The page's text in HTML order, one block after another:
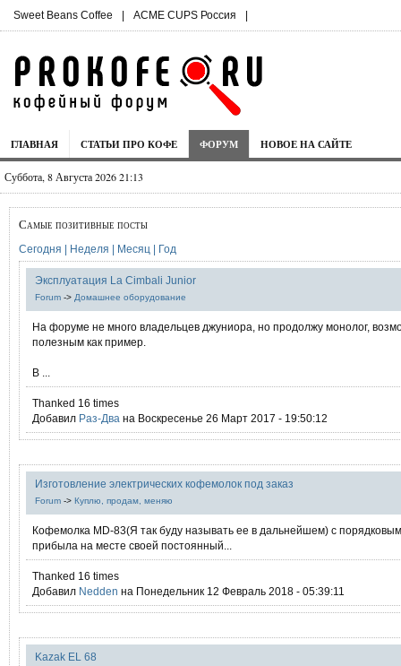
Sweet Beans Coffee | ACME CUPS Россия |
ГЛАВНАЯ СТАТЬИ ПРО КОФЕ ФОРУМ НОВОЕ НА САЙТЕ
Суббота, 8 Августа 2026 21:13
Самые позитивные посты
Сегодня | Неделя | Месяц | Год
Эксплуатация La Cimbali Junior
Forum -> Домашнее оборудование
На форуме не много владельцев джуниора, но продолжу монолог,
полезным как пример.
В ...
Thanked 16 times
Добавил Раз-Два на Воскресенье 26 Март 2017 - 19:50:12
Изготовление электрических кофемолок под заказ
Forum -> Куплю, продам, меняю
Кофемолка MD-83(Я так буду называть ее в дальнейшем) с
прибыла на месте своей постоянный...
Thanked 16 times
Добавил Nedden на Понедельник 12 Февраль 2018 - 05:39:11
Kazak EL 68